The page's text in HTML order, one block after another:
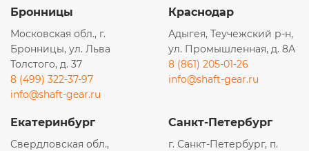
Бронницы
Московская обл., г.
Бронницы, ул. Льва
Толстого, д. 37
8 (499) 322-37-97
info@shaft-gear.ru
Краснодар
Адыгея, Теучежский р-н,
ул. Промышленная, д. 8А
8 (861) 205-01-26
info@shaft-gear.ru
Екатеринбург
Свердловская обл.,
Санкт-Петербург
г. Санкт-Петербург, п.